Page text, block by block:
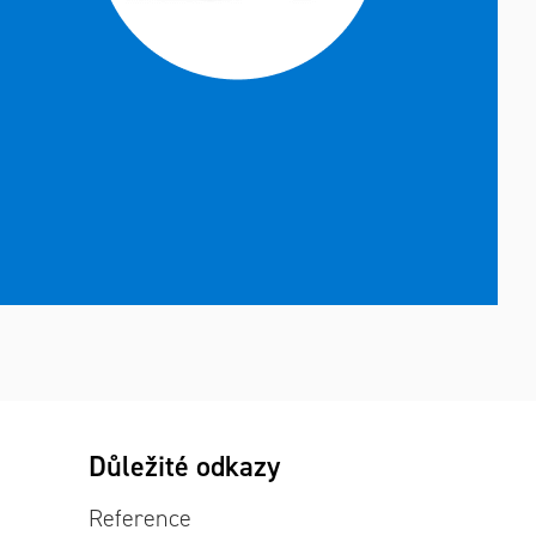
Důležité odkazy
Reference